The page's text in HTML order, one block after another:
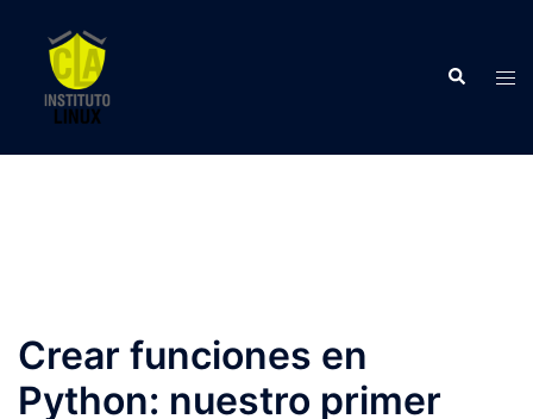
contenido
Buscar
Crear funciones en
Python: nuestro primer